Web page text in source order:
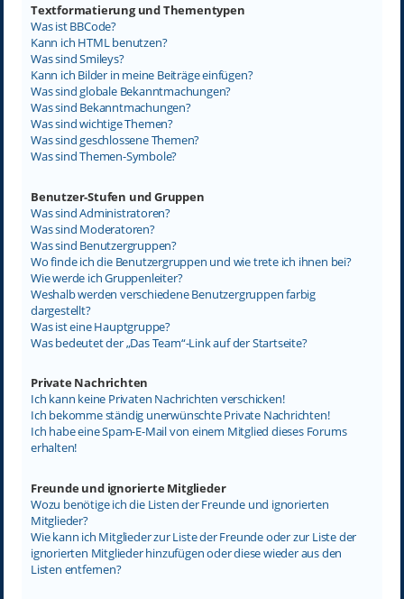
Textformatierung und Thementypen
Was ist BBCode?
Kann ich HTML benutzen?
Was sind Smileys?
Kann ich Bilder in meine Beiträge einfügen?
Was sind globale Bekanntmachungen?
Was sind Bekanntmachungen?
Was sind wichtige Themen?
Was sind geschlossene Themen?
Was sind Themen-Symbole?
Benutzer-Stufen und Gruppen
Was sind Administratoren?
Was sind Moderatoren?
Was sind Benutzergruppen?
Wo finde ich die Benutzergruppen und wie trete ich ihnen bei?
Wie werde ich Gruppenleiter?
Weshalb werden verschiedene Benutzergruppen farbig
dargestellt?
Was ist eine Hauptgruppe?
Was bedeutet der „Das Team“-Link auf der Startseite?
Private Nachrichten
Ich kann keine Privaten Nachrichten verschicken!
Ich bekomme ständig unerwünschte Private Nachrichten!
Ich habe eine Spam-E-Mail von einem Mitglied dieses Forums
erhalten!
Freunde und ignorierte Mitglieder
Wozu benötige ich die Listen der Freunde und ignorierten
Mitglieder?
Wie kann ich Mitglieder zur Liste der Freunde oder zur Liste der
ignorierten Mitglieder hinzufügen oder diese wieder aus den
Listen entfernen?